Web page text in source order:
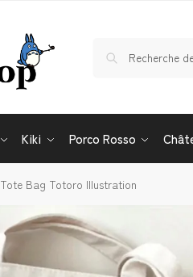
Kiki Porco Rosso
Tote Bag Totoro Illustration